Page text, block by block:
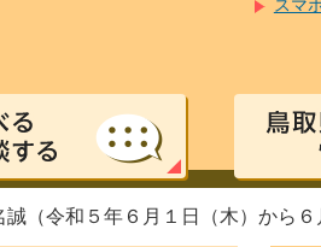
スマ
（令和５年６月１日（木）から６